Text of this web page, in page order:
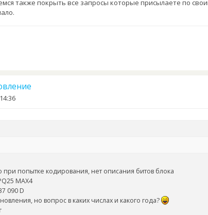
также покрыть все запросы которые присылаете по
при попытке кодирования, нет описания битов блока
MAX4
090 D
но вопрос в каких числах и какого года?